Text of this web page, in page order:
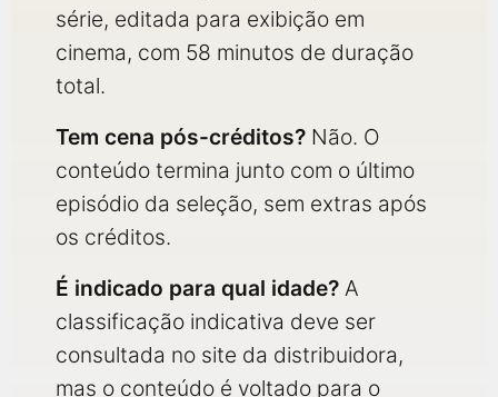
série, editada para exibição em
cinema, com 58 minutos de duração
total.
Tem cena pós-créditos? Não. O
conteúdo termina junto com o último
episódio da seleção, sem extras após
os créditos.
É indicado para qual idade? A
classificação indicativa deve ser
consultada no site da distribuidora,
mas o conteúdo é voltado para o